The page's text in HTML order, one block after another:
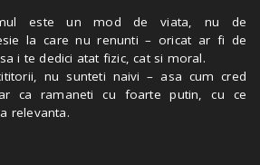
este un mod de viata, nu de
la care nu renunti – oricat ar fi de
i te dedici atat fizic, cat si moral.
nu sunteti naivi – asa cum cred
ca ramaneti cu foarte putin, cu ce
relevanta.